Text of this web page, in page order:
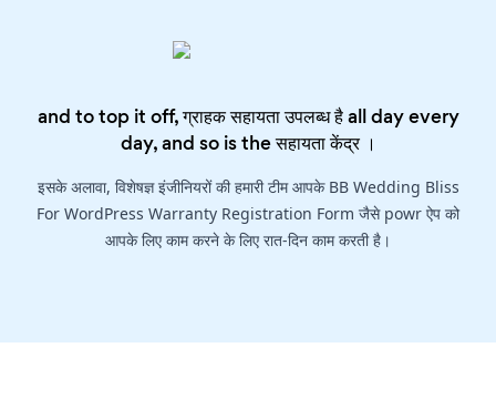
and to top it off, ग्राहक सहायता उपलब्ध है all day every
day, and so is theसहायता केंद्र।
इसके अलावा, विशेषज्ञ इंजीनियरों की हमारी टीम आपके BB Wedding Bliss
For WordPress Warranty Registration Form जैसे powr ऐप को
आपके लिए काम करने के लिए रात-दिन काम करती है।